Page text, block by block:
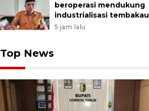
beroperasi mendukung
industrialisasi tembakau
5 jam lalu
Top News